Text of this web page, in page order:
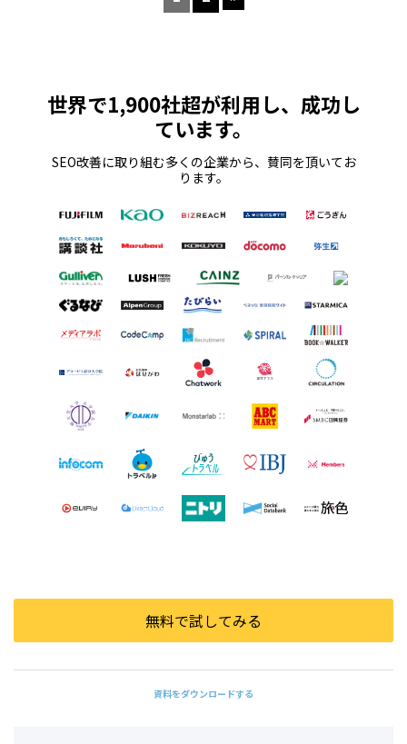
世界で1,900社超が利用し、成功し
ています。
SEO改善に取り組む多くの企業から、賛同を頂いてお
ります。
無料で試してみる
資料をダウンロードする